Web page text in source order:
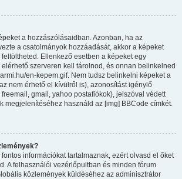
a hozzászólásaidban. Azonban, ha az
a csatolmányok hozzáadását, akkor a képeket
Ellenkező esetben a képeket egy
szerveren kell tárolnod, és onnan belinkelned
en-kepem.gif. Nem tudsz belinkelni képeket a
nem érhető el kívülről is), azonosítást igénylő
gmail, yahoo postafiókok), jelszóval védett
megjelenítéséhez használd az [img] BBCode címkét.
információkat tartalmaznak, ezért olvasd el őket
A felhasználói vezérlőpultban és minden fórum
közlemények küldéséhez az adminisztrátor